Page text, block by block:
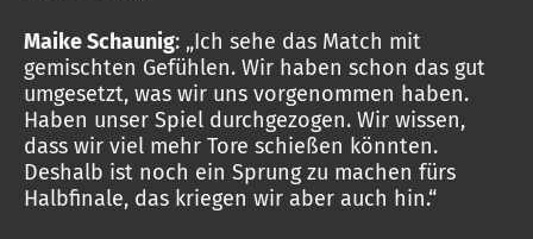
Maike Schaunig: „Ich sehe das Match mit
gemischten Gefühlen. Wir haben schon das gut
umgesetzt, was wir uns vorgenommen haben.
Haben unser Spiel durchgezogen. Wir wissen,
dass wir viel mehr Tore schießen könnten.
Deshalb ist noch ein Sprung zu machen fürs
Halbfinale, das kriegen wir aber auch hin.“